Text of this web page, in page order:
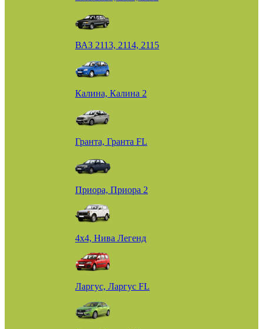
ВАЗ 2113, 2114, 2115
Калина, Калина 2
Гранта, Гранта FL
Приора, Приора 2
4х4, Нива Легенд
Ларгус, Ларгус FL